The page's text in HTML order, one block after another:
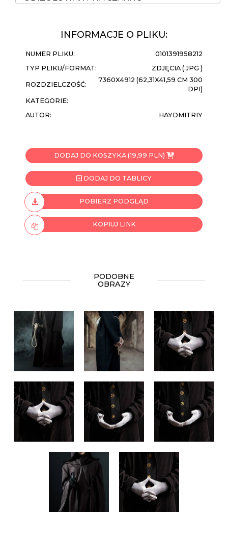
INFORMACJE O PLIKU:
NUMER PLIKU:
0101391958212
TYP PLIKU/FORMAT:
ZDJĘCIA ( JPG )
ROZDZIELCZOŚĆ:
7360X4912 (62,31X41,59 CM 300
DPI)
KATEGORIE:
AUTOR:
HAYDMITRIY
DODAJ DO KOSZYKA (19,99 PLN)
DODAJ DO TABLICY
POBIERZ PODGLĄD
KOPIUJ LINK
PODOBNE
OBRAZY